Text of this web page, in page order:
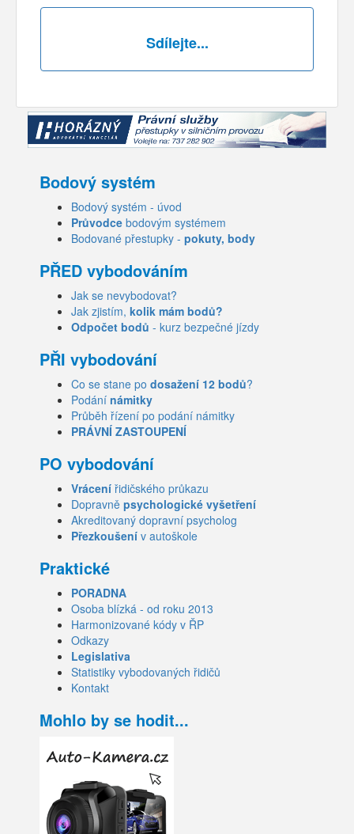
Sdílejte...
Bodový systém
Bodový systém - úvod
Průvodce bodovým systémem
Bodované přestupky - pokuty, body
PŘED vybodováním
Jak se nevybodovat?
Jak zjistím, kolik mám bodů?
Odpočet bodů - kurz bezpečné jízdy
PŘI vybodování
Co se stane po dosažení 12 bodů?
Podání námitky
Průběh řízení po podání námitky
PRÁVNÍ ZASTOUPENÍ
PO vybodování
Vrácení řidičského průkazu
Dopravně psychologické vyšetření
Akreditovaný dopravní psycholog
Přezkoušení v autoškole
Praktické
PORADNA
Osoba blízká - od roku 2013
Harmonizované kódy v ŘP
Odkazy
Legislativa
Statistiky vybodovaných řidičů
Kontakt
Mohlo by se hodit...